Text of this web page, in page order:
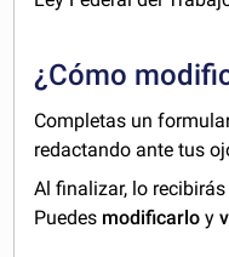
¿Cómo
Completas un
redactando ante tus
Al finalizar, lo
Puedes modificarlo y